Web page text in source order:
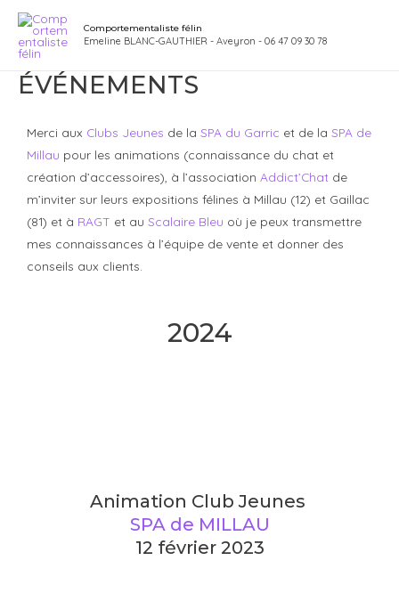
Aller
contenu
Comportementaliste félin
Emeline BLANC-GAUTHIER - Aveyron - 06 47 09 30 78
ÉVÉNEMENTS
Merci aux Clubs Jeunes de la SPA du Garric et de la SPA de
Millau pour les animations (connaissance du chat et
création d’accessoires), à l’association Addict’Chat de
m’inviter sur leurs expositions félines à Millau (12) et Gaillac
(81) et à RAGT et au Scalaire Bleu où je peux transmettre
mes connaissances à l’équipe de vente et donner des
conseils aux clients.
2024
Animation Club Jeunes
SPA de MILLAU
12 février 2023